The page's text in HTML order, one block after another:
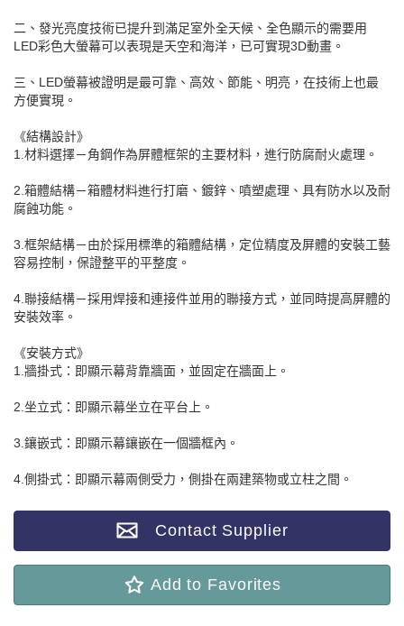
二、發光亮度技術已提升到滿足室外全天候、全色顯示的需要用
LED彩色大螢幕可以表現是天空和海洋，已可實現3D動畫。
三、LED螢幕被證明是最可靠、高效、節能、明亮，在技術上也最
方便實現。
《結構設計》
1.材料選擇－角鋼作為屏體框架的主要材料，進行防腐耐火處理。
2.箱體結構－箱體材料進行打磨、鍍鋅、噴塑處理、具有防水以及耐
腐蝕功能。
3.框架結構－由於採用標準的箱體結構，定位精度及屏體的安裝工藝
容易控制，保證整平的平整度。
4.聯接結構－採用焊接和連接件並用的聯接方式，並同時提高屏體的
安裝效率。
《安裝方式》
1.牆掛式：即顯示幕背靠牆面，並固定在牆面上。
2.坐立式：即顯示幕坐立在平台上。
3.鑲嵌式：即顯示幕鑲嵌在一個牆框內。
4.側掛式：即顯示幕兩側受力，側掛在兩建築物或立柱之間。
Contact Supplier
Add to Favorites